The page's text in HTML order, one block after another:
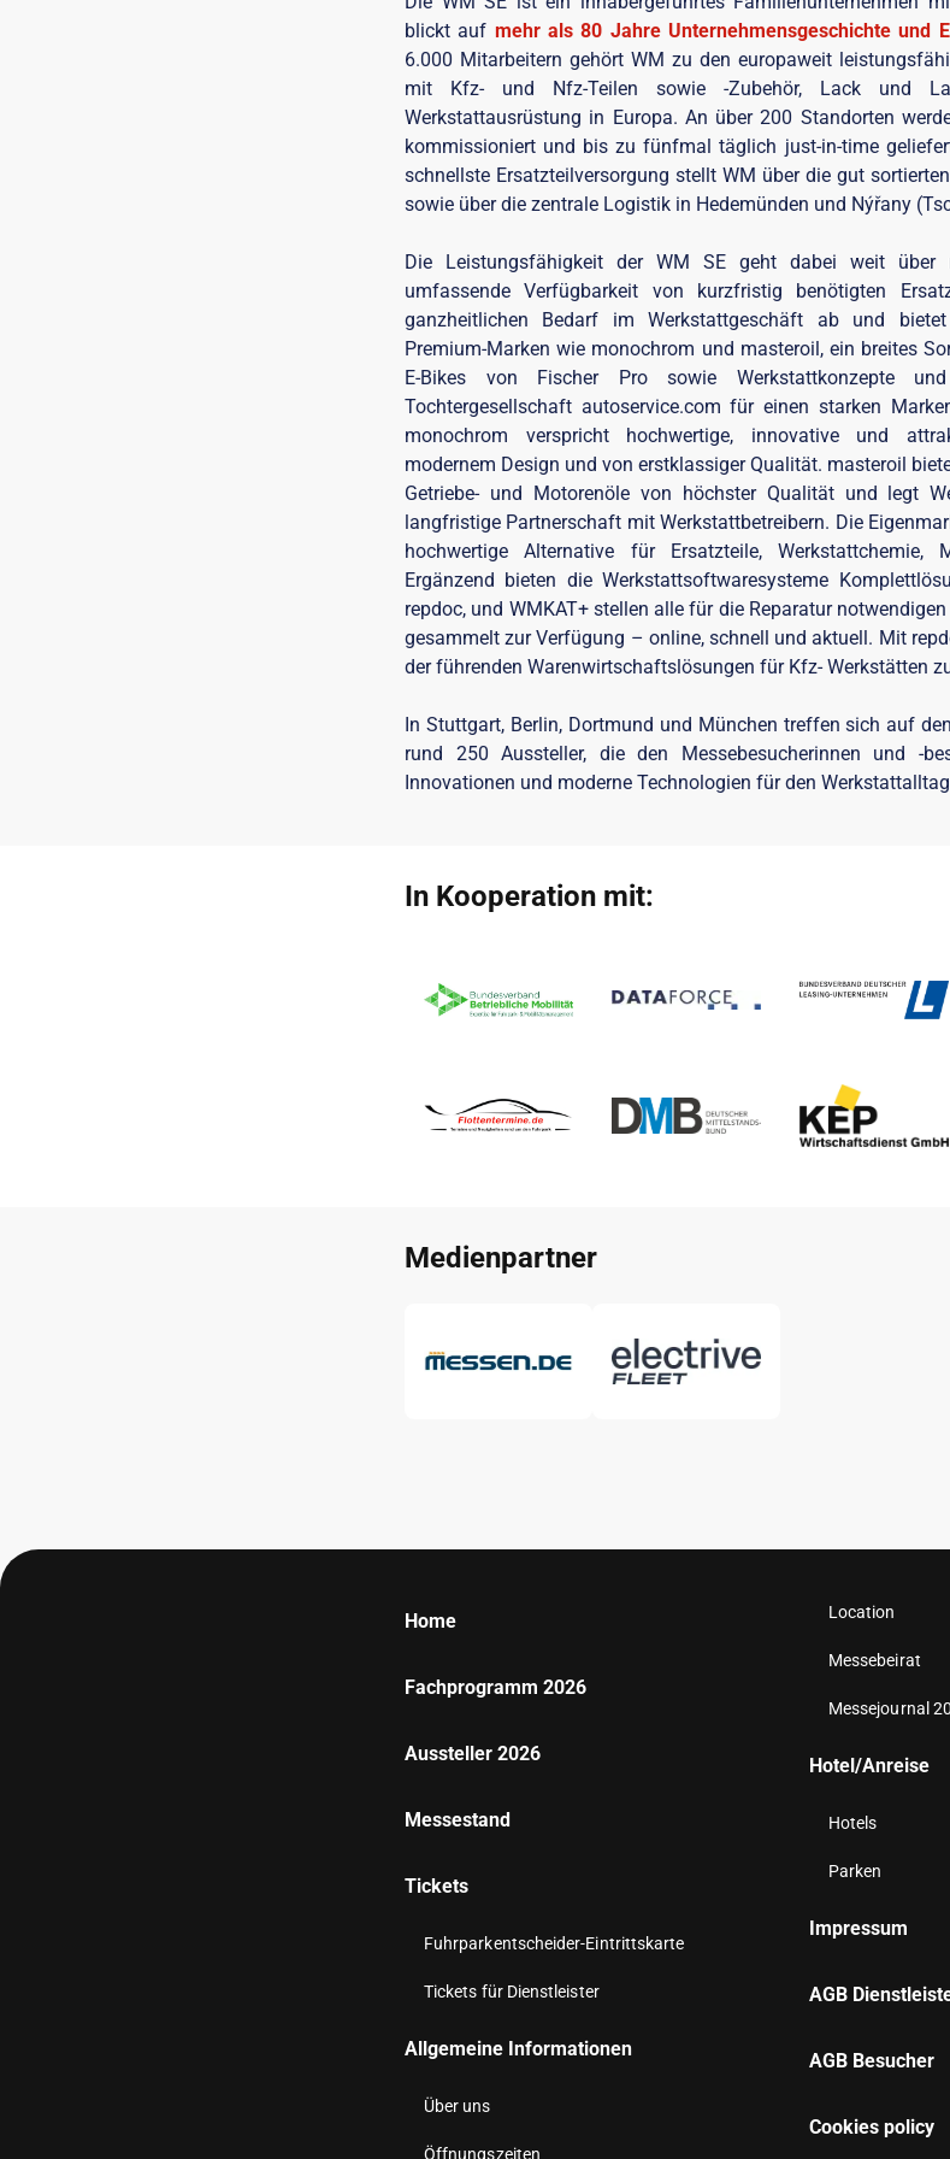
blickt auf mehr als 80 Jahre Unternehmensgeschichte und
6.000 Mitarbeitern gehört WM zu den europaweit
mit Kfz- und Nfz-Teilen sowie -Zubehör, Lack und
Werkstattausrüstung in Europa. An über 200 Standorten
kommissioniert und bis zu fünfmal täglich just-in-time
schnellste Ersatzteilversorgung stellt WM über die gut
sowie über die zentrale Logistik in Hedemünden und Nýřany
Die Leistungsfähigkeit der WM SE geht dabei weit über
umfassende Verfügbarkeit von kurzfristig benötigten
ganzheitlichen Bedarf im Werkstattgeschäft ab und
Premium-Marken wie monochrom und masteroil, ein breites
E-Bikes von Fischer Pro sowie Werkstattkonzepte und
Tochtergesellschaft autoservice.com für einen starken
monochrom verspricht hochwertige, innovative und
modernem Design und von erstklassiger Qualität. masteroil
Getriebe- und Motorenöle von höchster Qualität und legt
langfristige Partnerschaft mit Werkstattbetreibern. Die
hochwertige Alternative für Ersatzteile, Werkstattchemie,
Ergänzend bieten die Werkstattsoftwaresysteme
repdoc, und WMKAT+ stellen alle für die Reparatur
gesammelt zur Verfügung – online, schnell und aktuell. Mit
der führenden Warenwirtschaftslösungen für Kfz- Werkstätten
In Stuttgart, Berlin, Dortmund und München treffen sich auf
rund 250 Aussteller, die den Messebesucherinnen und -
Innovationen und moderne Technologien für den
In Kooperation mit:
Medienpartner
Home
Fachprogramm 2026
Aussteller 2026
Messestand
Tickets
Fuhrparkentscheider-Eintrittskarte
Tickets für Dienstleister
Allgemeine Informationen
Über uns
Öffnungszeiten
Location
Messebeirat
Messejournal
Hotel/Anreise
Hotels
Parken
Impressum
AGB
AGB Besucher
Cookies policy